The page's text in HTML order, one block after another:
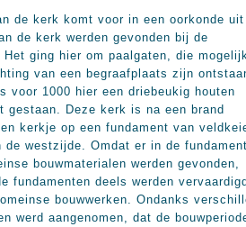
de kerk komt voor in een oorkonde uit
de kerk werden gevonden bij de
Het ging hier om paalgaten, die
van een begraafplaats zijn
voor 1000 hier een driebeukig houten
gestaan. Deze kerk is na een brand
kerkje op een fundament van
de westzijde. Omdat er in de
bouwmaterialen werden gevonden,
fundamenten deels werden
bouwwerken. Ondanks
werd aangenomen, dat de